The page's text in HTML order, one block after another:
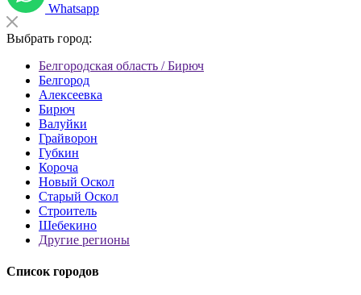
Whatsapp
Выбрать город:
Белгородская область / Бирюч
Белгород
Алексеевка
Бирюч
Валуйки
Грайворон
Губкин
Короча
Новый Оскол
Старый Оскол
Строитель
Шебекино
Другие регионы
Список городов